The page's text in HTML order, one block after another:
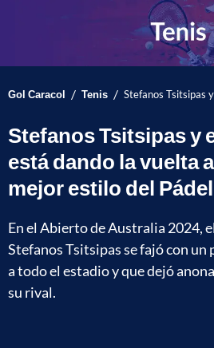
Gol Caracol / Tenis / Stefanos Tsitsipas
Stefanos Tsitsipas y
está dando la vuelta
mejor estilo del
En el Abierto de Australia 2024,
Stefanos Tsitsipas se fajó con un
a todo el estadio y que dejó
su rival.